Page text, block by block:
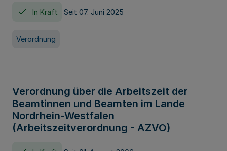
In Kraft Seit 07. Juni 2025
Verordnung
Verordnung über die Arbeitszeit der
Beamtinnen und Beamten im Lande
Nordrhein-Westfalen
(Arbeitszeitverordnung - AZVO)